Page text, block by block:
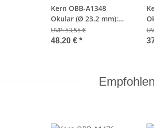
Kern OBB-A1348
Okular (Ø 23.2 mm):
HWF 10× / Ø 18.0 mm
(mit Pointer-Nadel)
UVP:53,55 €
48,20 € *